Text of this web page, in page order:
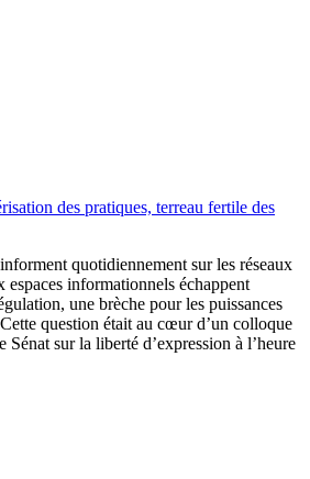
des pratiques, terreau fertile des
quotidiennement sur les réseaux
espaces informationnels échappent
une brèche pour les puissances
question était au cœur d’un colloque
Sénat sur la liberté d’expression à l’heure